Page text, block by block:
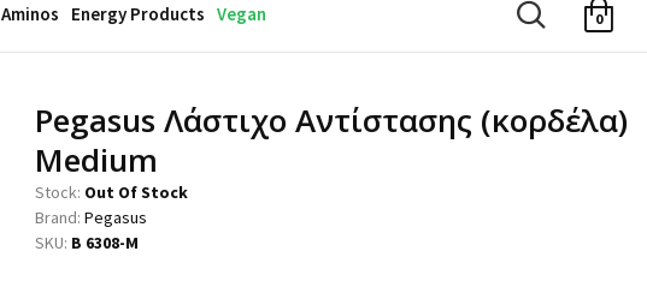
Aminos Energy Products Vegan 0
Pegasus Λάστιχο Αντίστασης (κορδέλα)
Medium
Stock: Out Of Stock
Brand: Pegasus
SKU: B 6308-M